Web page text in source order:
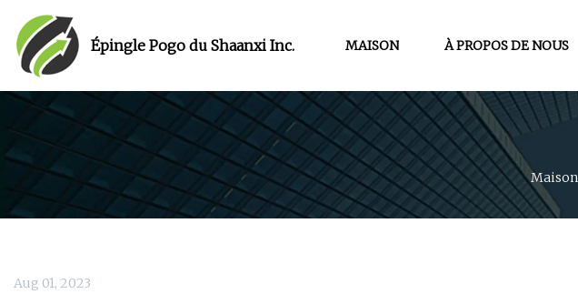
Épingle Pogo du Shaanxi Inc. MAISON À PROPOS DE NOUS
Maison
Aug 01, 2023